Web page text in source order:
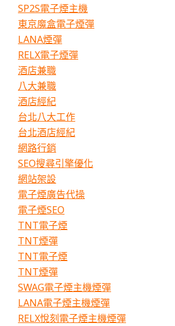
SP2S電子煙主機
東京魔盒電子煙彈
LANA煙彈
RELX電子煙彈
酒店兼職
八大兼職
酒店經紀
台北八大工作
台北酒店經紀
網路行銷
SEO搜尋引擎優化
網站架設
電子煙廣告代操
電子煙SEO
TNT電子煙
TNT煙彈
TNT電子煙
TNT煙彈
SWAG電子煙主機煙彈
LANA電子煙主機煙彈
RELX悅刻電子煙主機煙彈